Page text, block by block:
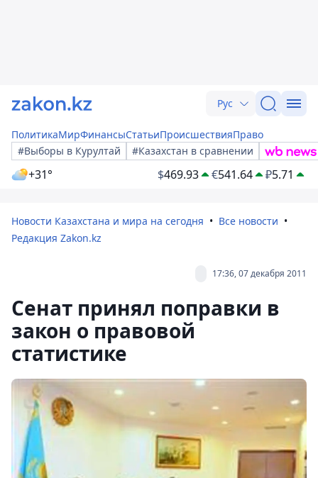
Рус
ПолитикаМирФинансыСтатьиПроисшествияПраво
#Выборы в Курултай
#Казахстан в сравнении
+31° $469.93 €541.64 ₽5.71
Новости Казахстана и мира на сегодня
Все новости
Редакция Zakon.kz
17:36, 07 декабря 2011
Сенат принял поправки в
закон о правовой
статистике